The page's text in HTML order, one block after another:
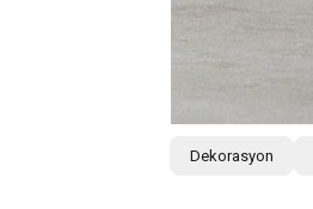
Dekorasyon